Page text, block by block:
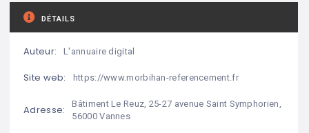
DÉTAILS
Auteur: L'annuaire digital
Site web: https://www.morbihan-referencement.fr
Adresse:
Bâtiment Le Reuz, 25-27 avenue Saint Symphorien,
56000 Vannes